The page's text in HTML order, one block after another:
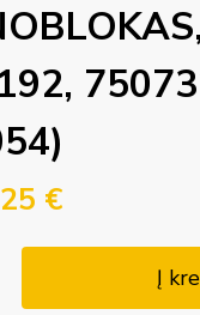
€
Į